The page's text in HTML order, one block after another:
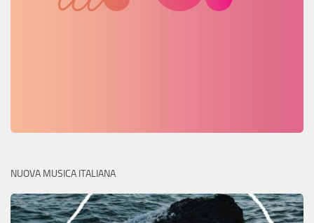
NUOVA MUSICA ITALIANA